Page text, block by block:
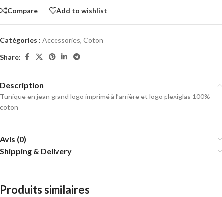
Compare Add to wishlist
Catégories : Accessories, Coton
Share:
Description
Tunique en jean grand logo imprimé à l’arrière et logo plexiglas 100%
coton
Avis (0)
Shipping & Delivery
Produits similaires